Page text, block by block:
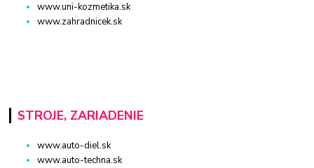
www.uni-kozmetika.sk
www.zahradnicek.sk
STROJE, ZARIADENIE
www.auto-diel.sk
www.auto-techna.sk